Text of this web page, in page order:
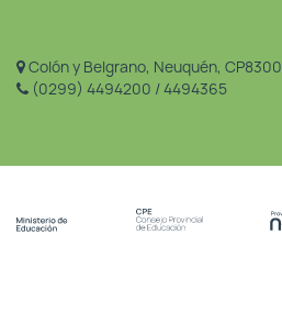
Colón y Belgrano, Neuquén, CP8300
(0299) 4494200 / 4494365